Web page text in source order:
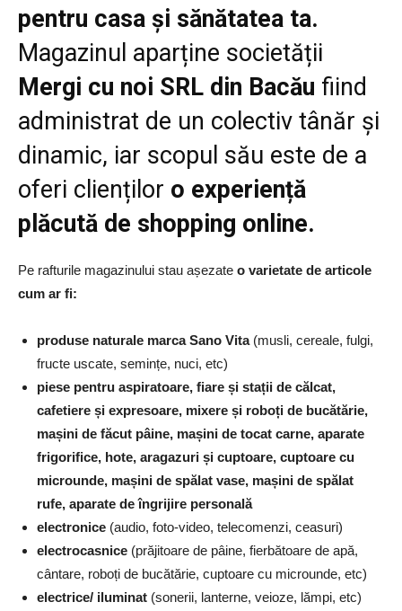
pentru casa și sănătatea ta.
Magazinul aparține societății
Mergi cu noi SRL din Bacău fiind
administrat de un colectiv tânăr și
dinamic, iar scopul său este de a
oferi clienților o experiență
plăcută de shopping online.
Pe rafturile magazinului stau așezate o varietate de articole
cum ar fi:
produse naturale marca Sano Vita(musli, cereale, fulgi,
fructe uscate, semințe, nuci, etc)
piese pentru aspiratoare, fiare și stații de călcat,
cafetiere și expresoare, mixere și roboți de bucătărie,
mașini de făcut pâine, mașini de tocat carne, aparate
frigorifice, hote, aragazuri și cuptoare, cuptoare cu
microunde, mașini de spălat vase, mașini de spălat
rufe, aparate de îngrijire personală
electronice (audio, foto-video, telecomenzi, ceasuri)
electrocasnice (prăjitoare de pâine, fierbătoare de apă,
cântare, roboți de bucătărie, cuptoare cu microunde, etc)
electrice/ iluminat (sonerii, lanterne, veioze, lămpi, etc)